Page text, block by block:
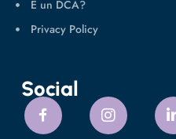
È un DCA?
Privacy Policy
Social